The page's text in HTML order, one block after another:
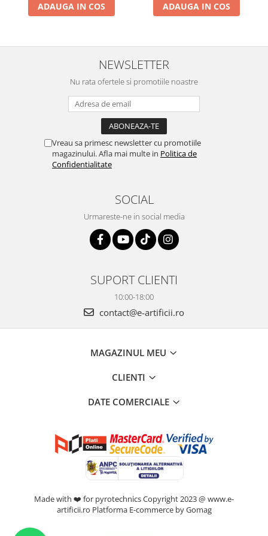
ADAUGA IN COS ADAUGA IN COS
NEWSLETTER
Nu rata ofertele si promotiile noastre
Vreau sa primesc newsletter cu promotiile
magazinului. Afla mai multe in Politica de
Confidentialitate
SOCIAL
Urmareste-ne in social media
SUPORT CLIENTI
10:00-18:00
contact@e-artificii.ro
MAGAZINUL MEU
CLIENTI
DATE COMERCIALE
Made with ❤️ for pyrotechnics Copyright 2023 @ www.e-
artificii.ro Platforma E-commerce by Gomag